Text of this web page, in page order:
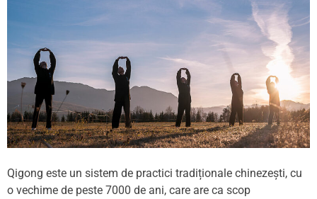
Qigong este un sistem de practici tradiționale chinezești, cu
o vechime de peste 7000 de ani, care are ca scop